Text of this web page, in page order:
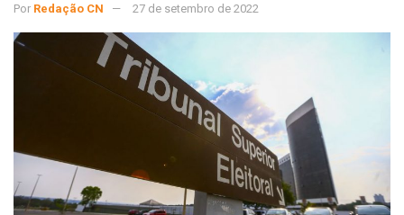
Por Redação CN 27 de setembro de 2022